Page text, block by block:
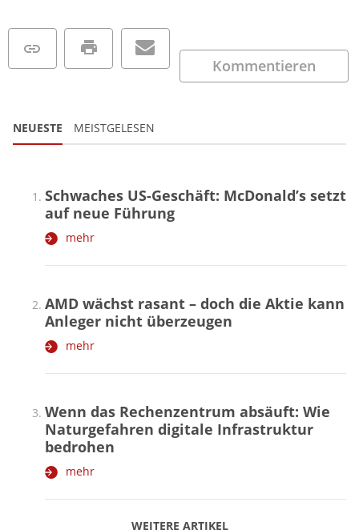
Kommentieren
NEUESTE MEISTGELESEN
WEITERE ARTIKEL
Schwaches US-Geschäft: McDonald’s setzt
auf neue Führung
mehr
AMD wächst rasant – doch die Aktie kann
Anleger nicht überzeugen
mehr
Wenn das Rechenzentrum absäuft: Wie
Naturgefahren digitale Infrastruktur
bedrohen
mehr